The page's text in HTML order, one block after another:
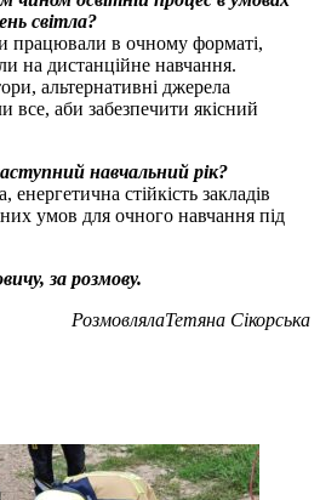
світла?
працювали в очному форматі,
на дистанційне навчання.
альтернативні джерела
аби забезпечити якісний
навчальний рік?
стійкість закладів
умов для очного навчання під
за розмову.
РозмовлялаТетяна Сікорська